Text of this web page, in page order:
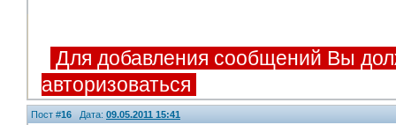
Для добавления сообщений Вы
авторизоваться
Пост #16 Дата: 09.05.2011 15:41